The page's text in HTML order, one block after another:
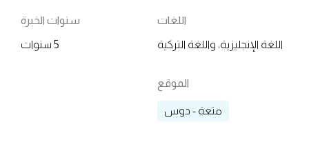
اللغات
اللغة الإنجليزية، واللغة التركية
سنوات الخبرة
5 سنوات
الموقع
متعة - دوس